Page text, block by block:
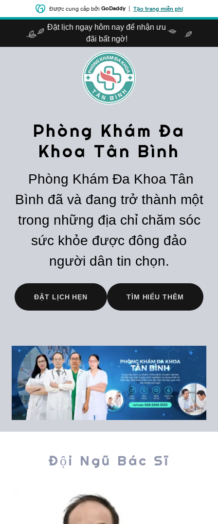
Được cung cấp bởi GoDaddy| Tạo trang miễn phí
Đặt lịch ngay hôm nay để nhận ưu
đãi bất ngờ!
Phòng Khám Đa
Khoa Tân Bình
Phòng Khám Đa Khoa Tân
Bình đã và đang trở thành một
trong những địa chỉ chăm sóc
sức khỏe được đông đảo
người dân tin chọn.
ĐẶT LỊCH HẸN TÌM HIỂU THÊM
Đội Ngũ Bác Sĩ